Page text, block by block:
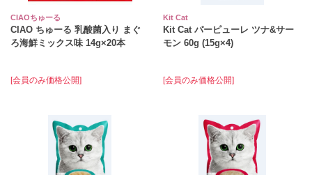
CIAOちゅーる
CIAO ちゅーる 乳酸菌入り まぐ
ろ海鮮ミックス味 14g×20本
[会員のみ価格公開]
Kit Cat
Kit Cat パーピューレ ツナ&サー
モン 60g (15g×4)
[会員のみ価格公開]